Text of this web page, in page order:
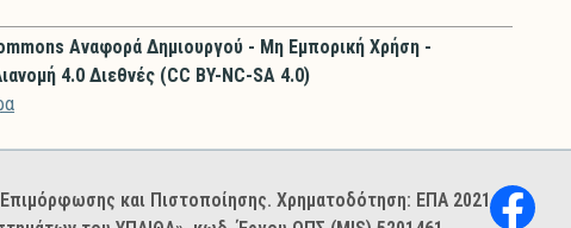
Αναφορά Δημιουργού - Μη Εμπορική Χρήση -
4.0 Διεθνές (CC BY-NC-SA 4.0)
και Πιστοποίησης. Χρηματοδότηση: ΕΠΑ 2021–